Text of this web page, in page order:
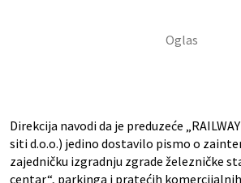
Direkcija navodi da je preduzeće
siti d.o.o.) jedino dostavilo pismo o
zajedničku izgradnju zgrade železničke
centar“, parkinga i pratećih